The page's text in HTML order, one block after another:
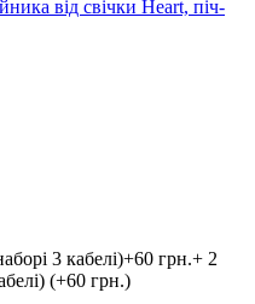
від свічки Heart, піч-
+ 2
(+60 грн.)